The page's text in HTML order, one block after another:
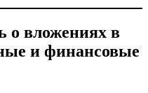
о вложениях в
и финансовые